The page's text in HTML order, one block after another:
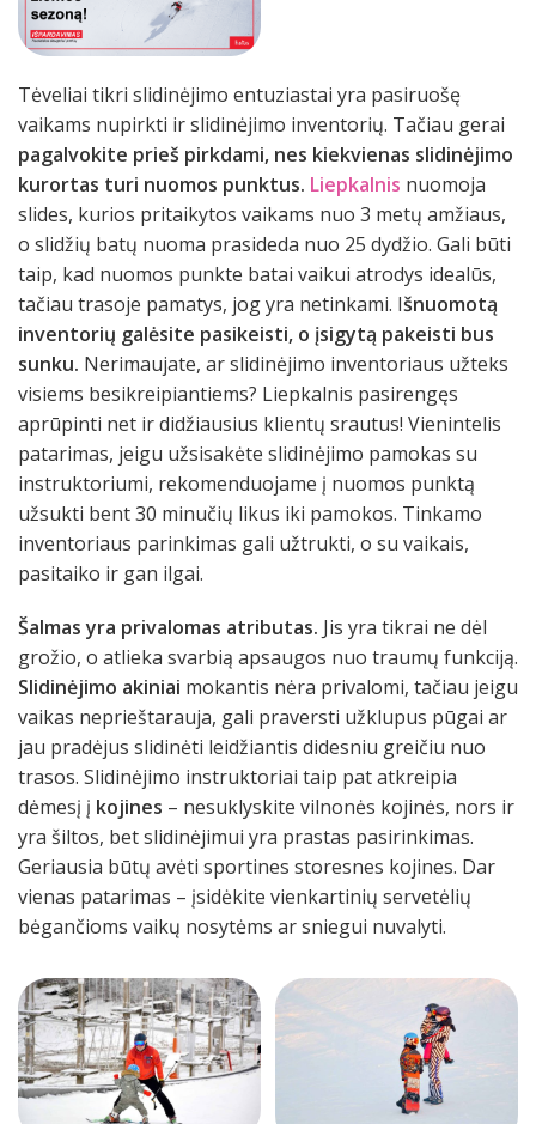
Tėveliai tikri slidinėjimo entuziastai yra pasiruošę
vaikams nupirkti ir slidinėjimo inventorių. Tačiau gerai
pagalvokite prieš pirkdami, nes kiekvienas slidinėjimo
kurortas turi nuomos punktus. Liepkalnis nuomoja
slides, kurios pritaikytos vaikams nuo 3 metų amžiaus,
o slidžių batų nuoma prasideda nuo 25 dydžio. Gali būti
taip, kad nuomos punkte batai vaikui atrodys idealūs,
tačiau trasoje pamatys, jog yra netinkami. Išnuomotą
inventorių galėsite pasikeisti, o įsigytą pakeisti bus
sunku. Nerimaujate, ar slidinėjimo inventoriaus užteks
visiems besikreipiantiems? Liepkalnis pasirengęs
aprūpinti net ir didžiausius klientų srautus! Vienintelis
patarimas, jeigu užsisakėte slidinėjimo pamokas su
instruktoriumi, rekomenduojame į nuomos punktą
užsukti bent 30 minučių likus iki pamokos. Tinkamo
inventoriaus parinkimas gali užtrukti, o su vaikais,
pasitaiko ir gan ilgai.
Šalmas yra privalomas atributas. Jis yra tikrai ne dėl
grožio, o atlieka svarbią apsaugos nuo traumų funkciją.
Slidinėjimo akiniai mokantis nėra privalomi, tačiau jeigu
vaikas neprieštarauja, gali praversti užklupus pūgai ar
jau pradėjus slidinėti leidžiantis didesniu greičiu nuo
trasos. Slidinėjimo instruktoriai taip pat atkreipia
dėmesį į kojines – nesuklyskite vilnonės kojinės, nors ir
yra šiltos, bet slidinėjimui yra prastas pasirinkimas.
Geriausia būtų avėti sportines storesnes kojines. Dar
vienas patarimas – įsidėkite vienkartinių servetėlių
bėgančioms vaikų nosytėms ar sniegui nuvalyti.